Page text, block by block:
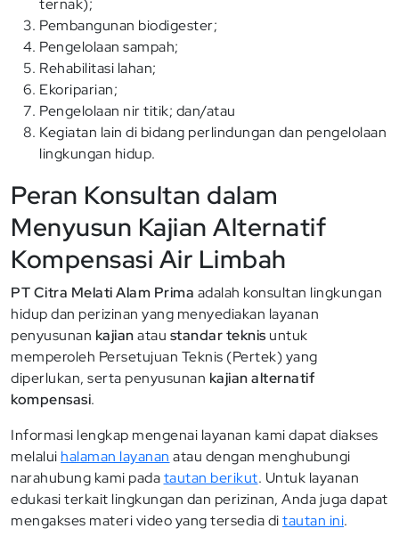
ternak);
Pembangunan biodigester;
Pengelolaan sampah;
Rehabilitasi lahan;
Ekoriparian;
Pengelolaan nir titik; dan/atau
Kegiatan lain di bidang perlindungan dan pengelolaan
lingkungan hidup.
Peran Konsultan dalam
Menyusun Kajian Alternatif
Kompensasi Air Limbah
PT Citra Melati Alam Prima adalah konsultan lingkungan
hidup dan perizinan yang menyediakan layanan
penyusunan kajianatau standar teknisuntuk
memperoleh Persetujuan Teknis (Pertek) yang
diperlukan, serta penyusunan kajian alternatif
kompensasi.
Informasi lengkap mengenai layanan kami dapat diakses
melalui halaman layanan atau dengan menghubungi
narahubung kami padatautan berikut. Untuk layanan
edukasi terkait lingkungan dan perizinan, Anda juga dapat
mengakses materi video yang tersedia ditautan ini.